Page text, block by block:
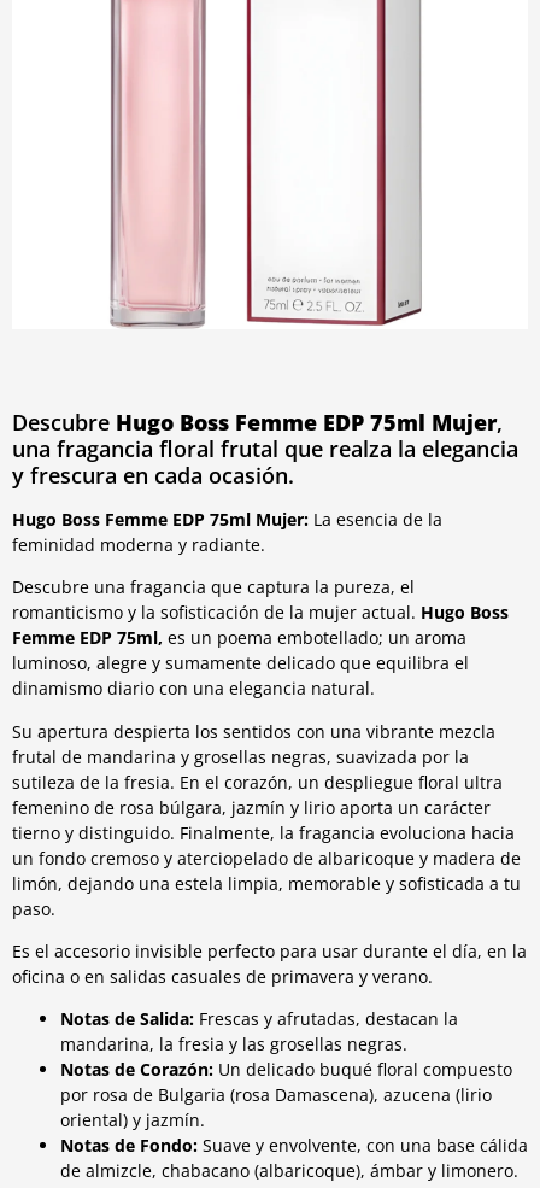
Descubre Hugo Boss Femme EDP 75ml Mujer,
una fragancia floral frutal que realza la elegancia
y frescura en cada ocasión.
Hugo Boss Femme EDP 75ml Mujer: La esencia de la
feminidad moderna y radiante.
Descubre una fragancia que captura la pureza, el
romanticismo y la sofisticación de la mujer actual. Hugo Boss
Femme EDP 75ml, es un poema embotellado; un aroma
luminoso, alegre y sumamente delicado que equilibra el
dinamismo diario con una elegancia natural.
Su apertura despierta los sentidos con una vibrante mezcla
frutal de mandarina y grosellas negras, suavizada por la
sutileza de la fresia. En el corazón, un despliegue floral ultra
femenino de rosa búlgara, jazmín y lirio aporta un carácter
tierno y distinguido. Finalmente, la fragancia evoluciona hacia
un fondo cremoso y aterciopelado de albaricoque y madera de
limón, dejando una estela limpia, memorable y sofisticada a tu
paso.
Es el accesorio invisible perfecto para usar durante el día, en la
oficina o en salidas casuales de primavera y verano.
Notas de Salida: Frescas y afrutadas, destacan la
mandarina, la fresia y las grosellas negras.
Notas de Corazón: Un delicado buqué floral compuesto
por rosa de Bulgaria (rosa Damascena), azucena (lirio
oriental) y jazmín.
Notas de Fondo: Suave y envolvente, con una base cálida
de almizcle, chabacano (albaricoque), ámbar y limonero.